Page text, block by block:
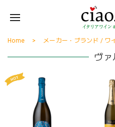
Home メーカー・ブランド / ワ
ヴァ